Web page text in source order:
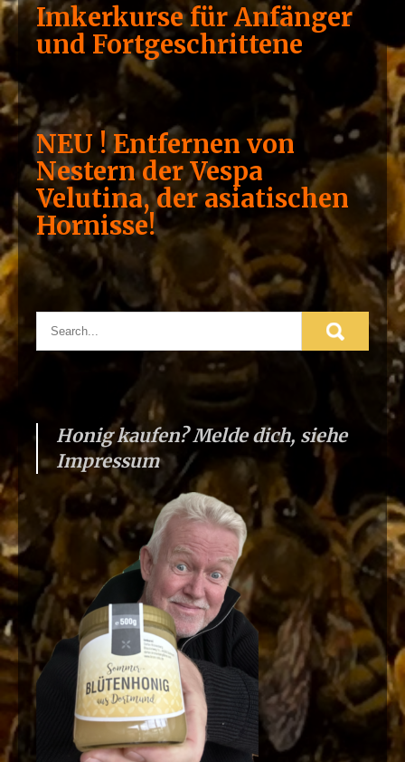
Imkerkurse für Anfänger
und Fortgeschrittene
NEU ! Entfernen von
Nestern der Vespa
Velutina, der asiatischen
Hornisse!
Honig kaufen? Melde dich, siehe
Impressum